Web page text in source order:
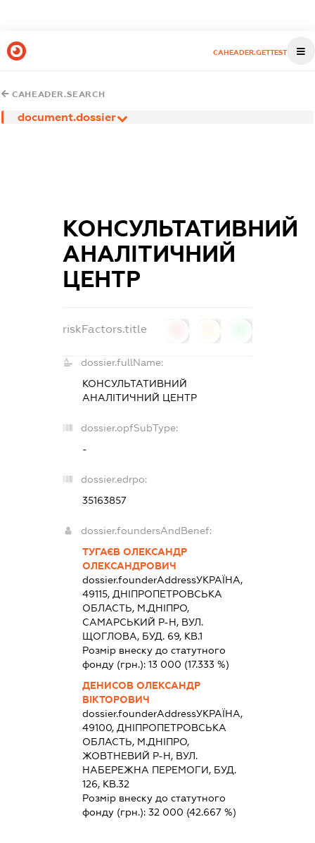
CAHEADER.GETTEST
CAHEADER.SEARCH
document.dossier
КОНСУЛЬТАТИВНИЙ
АНАЛІТИЧНИЙ
ЦЕНТР
riskFactors.title
dossier.fullName:
КОНСУЛЬТАТИВНИЙ
АНАЛІТИЧНИЙ ЦЕНТР
dossier.opfSubType:
-
dossier.edrpo:
35163857
dossier.foundersAndBenef:
ТУГАЄВ ОЛЕКСАНДР
ОЛЕКСАНДРОВИЧ
dossier.founderAddressУКРАЇНА,
49115, ДНIПРОПЕТРОВСЬКА
ОБЛАСТЬ, М.ДНIПРО,
САМАРСЬКИЙ Р-Н, ВУЛ.
ЩОГЛОВА, БУД. 69, КВ.1
Розмір внеску до статутного
фонду (грн.):13 000 (17.333 %)
ДЕНИСОВ ОЛЕКСАНДР
ВІКТОРОВИЧ
dossier.founderAddressУКРАЇНА,
49100, ДНIПРОПЕТРОВСЬКА
ОБЛАСТЬ, М.ДНIПРО,
ЖОВТНЕВИЙ Р-Н, ВУЛ.
НАБЕРЕЖНА ПЕРЕМОГИ, БУД.
126, КВ.32
Розмір внеску до статутного
фонду (грн.):32 000 (42.667 %)